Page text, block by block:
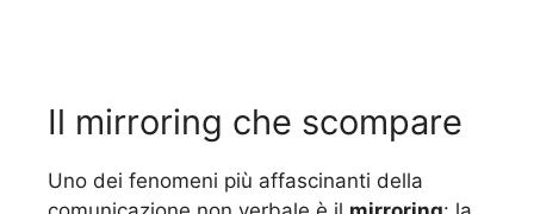
Il mirroring che scompare
Uno dei fenomeni più affascinanti della